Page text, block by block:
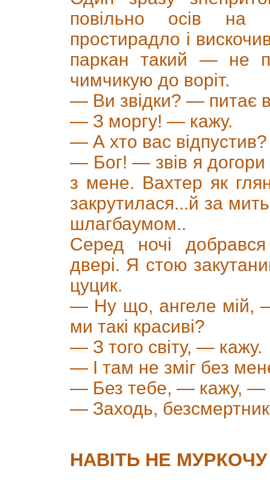
повільно осів на
простирадло і
паркан такий — не
чимчикую до воріт.
— Ви звідки? — питає
— З моргу! — кажу.
— А хто вас відпустив?
— Бог! — звів я
з мене. Вахтер як
закрутилася...й за
шлагбаумом..
Серед ночі
двері. Я стою
цуцик.
— Ну що, ангеле мій,
ми такі красиві?
— З того світу, — кажу.
— І там не зміг без
— Без тебе, — кажу, —
— Заходь,
НАВІТЬ НЕ МУРКОЧУ